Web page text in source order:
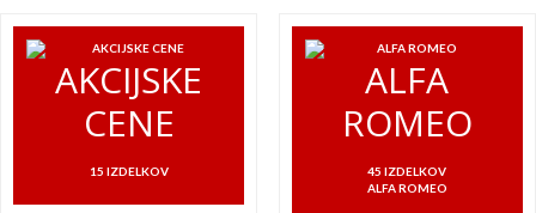
AKCIJSKE
CENE
15 IZDELKOV
ALFA
ROMEO
45 IZDELKOV
ALFA ROMEO